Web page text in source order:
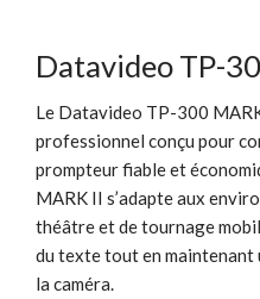
Datavideo TP-
Le Datavideo TP-300
professionnel conçu pour
prompteur fiable et
MARK II s’adapte aux
théâtre et de tournage
du texte tout en
la caméra.